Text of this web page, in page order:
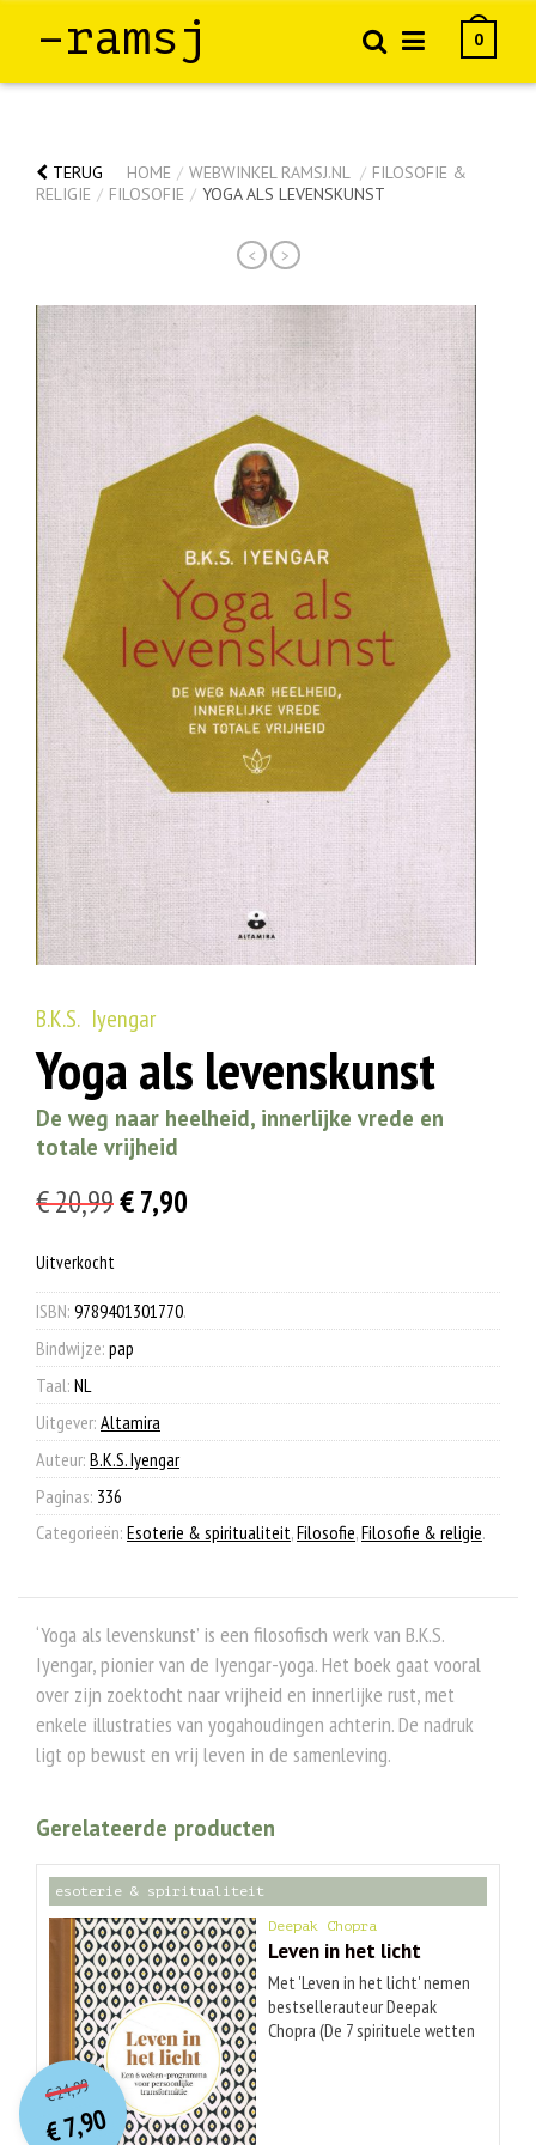
–ramsj 0
TERUG HOME / WEBWINKEL RAMSJ.NL / FILOSOFIE &
RELIGIE / FILOSOFIE / YOGA ALS LEVENSKUNST
< >
B.K.S. Iyengar
Yoga als levenskunst
De weg naar heelheid, innerlijke vrede en
totale vrijheid
€20,99Oorspronkelijke
€ 20,99.
€7,90
Uitverkocht
ISBN: 9789401301770.
Bindwijze: pap
Taal: NL
Uitgever: Altamira
Auteur: B.K.S. Iyengar
Paginas: 336
Categorieën: Esoterie & spiritualiteit,Filosofie,Filosofie & religie.
‘Yoga als levenskunst’ is een filosofisch werk van B.K.S.
Iyengar, pionier van de Iyengar-yoga. Het boek gaat vooral
over zijn zoektocht naar vrijheid en innerlijke rust, met
enkele illustraties van yogahoudingen achterin. De nadruk
ligt op bewust en vrij leven in de samenleving.
Gerelateerde producten
esoterie & spiritualiteit
Deepak Chopra
Leven in het licht
Met 'Leven in het licht' nemen
bestsellerauteur Deepak
Chopra (De 7 spirituele wetten
€24,99O
orspr
onkelijke
prijs
was:
€7,90
Huidige
prijs
is: